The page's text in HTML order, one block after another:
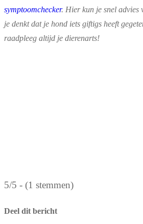
symptoomchecker. Hier kun je snel advies
je denkt dat je hond iets giftigs heeft
raadpleeg altijd je dierenarts!
5/5 - (1 stemmen)
Deel dit bericht